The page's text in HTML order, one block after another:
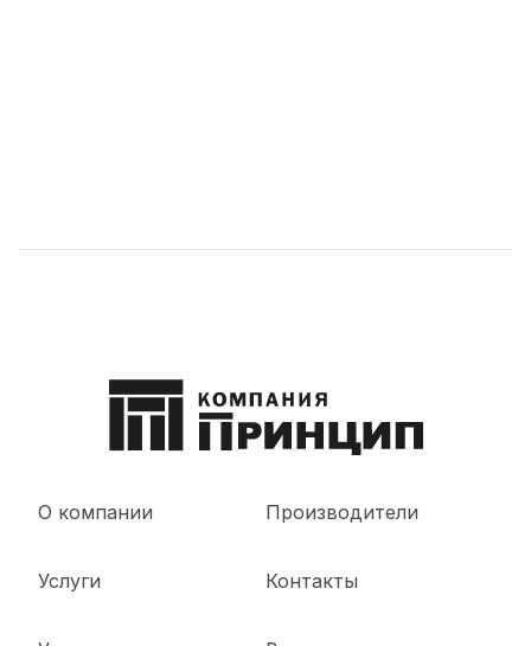
О компании
Услуги
Производители
Контакты